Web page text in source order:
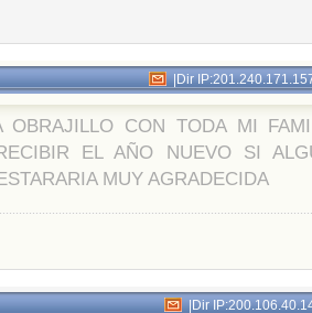
|Dir
OBRAJILLO CON TODA MI
EL AÑO NUEVO SI
MUY AGRADECIDA
|Dir